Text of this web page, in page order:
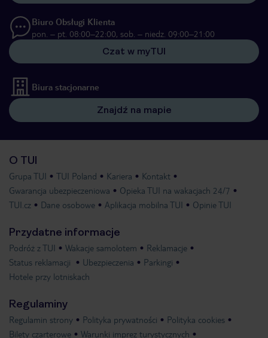
Biuro Obsługi Klienta
pon. – pt. 08:00–22:00, sob. – niedz. 09:00–21:00
Czat w myTUI
Biura stacjonarne
Znajdź na mapie
O TUI
Grupa TUI TUI Poland Kariera
Kontakt
Gwarancja ubezpieczeniowa
Opieka TUI na wakacjach 24/7
TUI.cz
Dane osobowe Aplikacja mobilna TUI Opinie TUI
Przydatne informacje
Podróż z TUI Wakacje samolotem
Reklamacje
Status reklamacji
Ubezpieczenia
Parkingi
Hotele przy lotniskach
Regulaminy
Regulamin strony Polityka prywatności
Polityka cookies
Bilety czarterowe
Warunki imprez turystycznych